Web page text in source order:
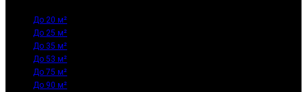
До 20 м²
До 25 м²
До 35 м²
До 53 м²
До 75 м²
До 90 м²